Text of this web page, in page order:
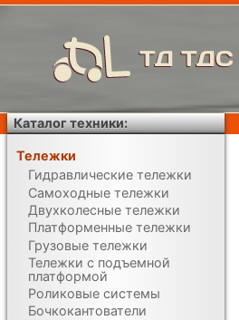
ТД ТДС
Каталог техники:
Тележки
Гидравлические тележки
Самоходные тележки
Двухколесные тележки
Платформенные тележки
Грузовые тележки
Тележки с подъемной
платформой
Роликовые системы
Бочкокантователи